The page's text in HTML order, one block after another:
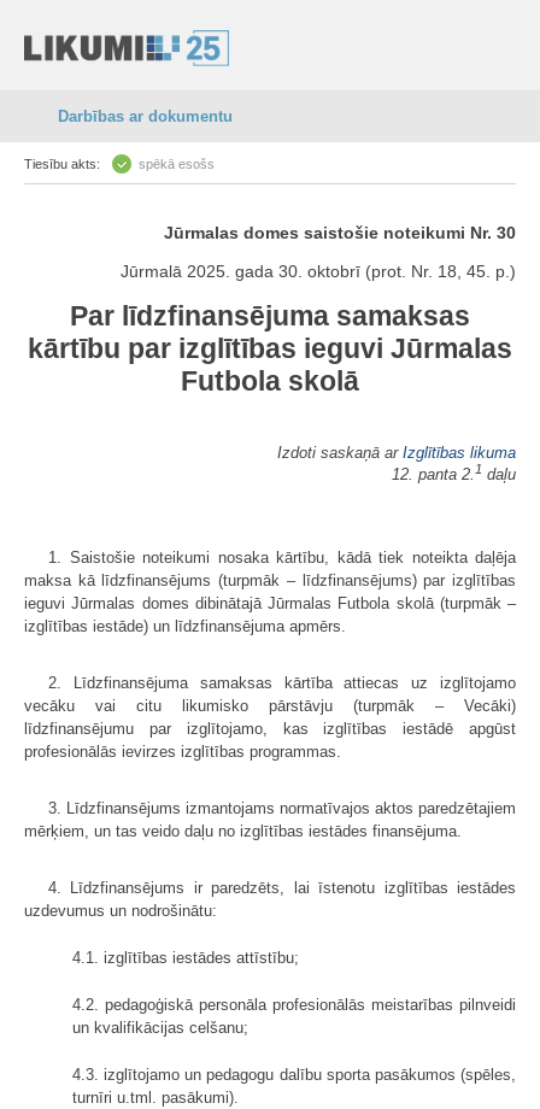
Darbības ar dokumentu
Tiesību akts: spēkā esošs
Jūrmalas domes saistošie noteikumi Nr. 30
Jūrmalā 2025. gada 30. oktobrī (prot. Nr. 18, 45. p.)
Par līdzfinansējuma samaksas
kārtību par izglītības ieguvi Jūrmalas
Futbola skolā
Izdoti saskaņā ar Izglītības likuma
12. panta 2. 1 daļu
1. Saistošie noteikumi nosaka kārtību, kādā tiek noteikta daļēja
maksa kā līdzfinansējums (turpmāk – līdzfinansējums) par izglītības
ieguvi Jūrmalas domes dibinātajā Jūrmalas Futbola skolā (turpmāk –
izglītības iestāde) un līdzfinansējuma apmērs.
2. Līdzfinansējuma samaksas kārtība attiecas uz izglītojamo
vecāku vai citu likumisko pārstāvju (turpmāk – Vecāki)
līdzfinansējumu par izglītojamo, kas izglītības iestādē apgūst
profesionālās ievirzes izglītības programmas.
3. Līdzfinansējums izmantojams normatīvajos aktos paredzētajiem
mērķiem, un tas veido daļu no izglītības iestādes finansējuma.
4. Līdzfinansējums ir paredzēts, lai īstenotu izglītības iestādes
uzdevumus un nodrošinātu:
4.1. izglītības iestādes attīstību;
4.2. pedagoģiskā personāla profesionālās meistarības pilnveidi
un kvalifikācijas celšanu;
4.3. izglītojamo un pedagogu dalību sporta pasākumos (spēles,
turnīri u.tml. pasākumi).